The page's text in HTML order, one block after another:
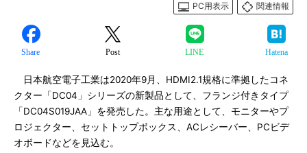
PC用表示
関連情報
Share Post LINE Hatena
日本航空電子工業は2020年9月、HDMI2.1規格に準拠したコネ
クター「DC04」シリーズの新製品として、フランジ付きタイプ
「DC04S019JAA」を発売した。主な用途として、モニターやプ
ロジェクター、セットトップボックス、ACレシーバー、PCビデ
オボードなどを見込む。